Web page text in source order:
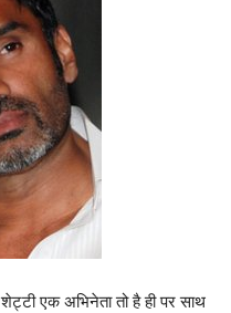
एक अभिनेता तो है ही पर साथ